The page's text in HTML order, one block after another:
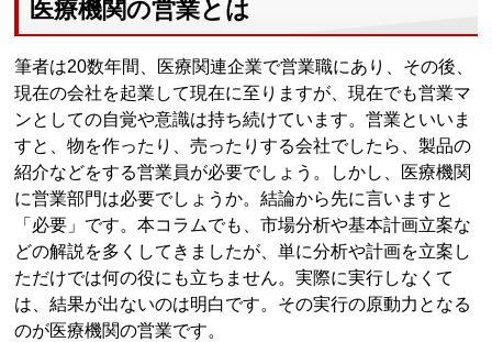
医療機関の営業とは
筆者は20数年間、医療関連企業で営業職にあり、その後、
現在の会社を起業して現在に至りますが、現在でも営業マ
ンとしての自覚や意識は持ち続けています。営業といいま
すと、物を作ったり、売ったりする会社でしたら、製品の
紹介などをする営業員が必要でしょう。しかし、医療機関
に営業部門は必要でしょうか。結論から先に言いますと
「必要」です。本コラムでも、市場分析や基本計画立案な
どの解説を多くしてきましたが、単に分析や計画を立案し
ただけでは何の役にも立ちません。実際に実行しなくて
は、結果が出ないのは明白です。その実行の原動力となる
のが医療機関の営業です。